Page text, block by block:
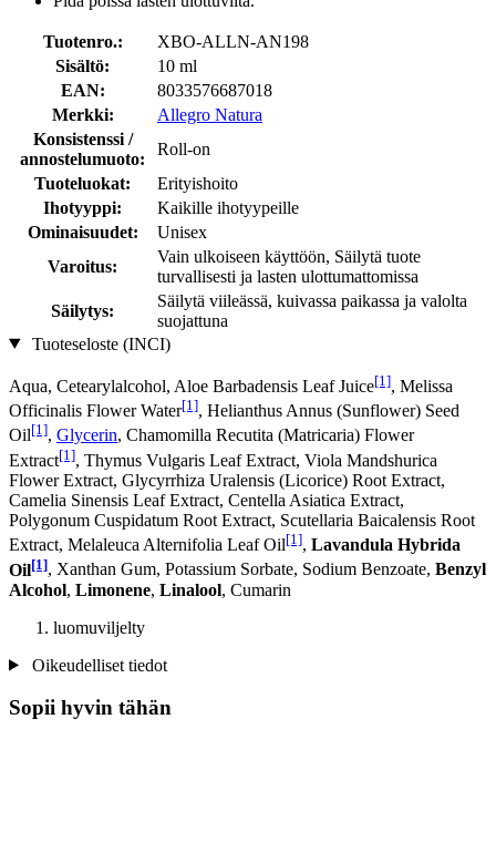
Tuotenro.:
XBO-ALLN-AN198
Sisältö:
10 ml
EAN:
8033576687018
Merkki:
Allegro Natura
Konsistenssi /
annostelumuoto:
Roll-on
Tuoteluokat:
Erityishoito
Ihotyyppi:
Kaikille ihotyypeille
Ominaisuudet:
Unisex
Varoitus:
Vain ulkoiseen käyttöön, Säilytä tuote
turvallisesti ja lasten ulottumattomissa
Säilytys:
Säilytä viileässä, kuivassa paikassa ja valolta
suojattuna
Tuoteseloste (INCI)
Aqua, Cetearylalcohol, Aloe Barbadensis Leaf Juice[1], Melissa
Officinalis Flower Water[1], Helianthus Annus (Sunflower) Seed
Oil[1], Glycerin, Chamomilla Recutita (Matricaria) Flower
Extract[1], Thymus Vulgaris Leaf Extract, Viola Mandshurica
Flower Extract, Glycyrrhiza Uralensis (Licorice) Root Extract,
Camelia Sinensis Leaf Extract, Centella Asiatica Extract,
Polygonum Cuspidatum Root Extract, Scutellaria Baicalensis Root
Extract, Melaleuca Alternifolia Leaf Oil[1], Lavandula Hybrida
Oil[1], Xanthan Gum, Potassium Sorbate, Sodium Benzoate, Benzyl
Alcohol, Limonene, Linalool, Cumarin
luomuviljelty
Oikeudelliset tiedot
Sopii hyvin tähän